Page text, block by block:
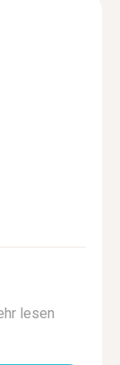
lesen